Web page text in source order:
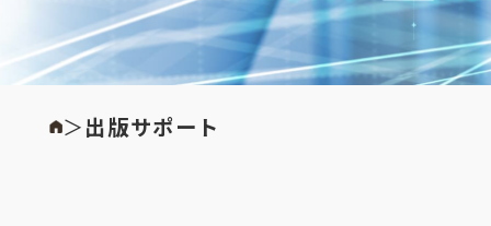
＞出版サポート